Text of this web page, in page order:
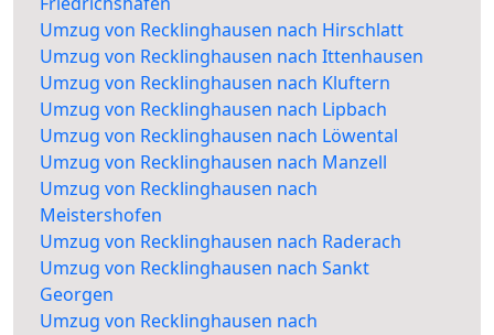
Umzug von Recklinghausen nach Hirschlatt
Umzug von Recklinghausen nach Ittenhausen
Umzug von Recklinghausen nach Kluftern
Umzug von Recklinghausen nach Lipbach
Umzug von Recklinghausen nach Löwental
Umzug von Recklinghausen nach Manzell
Umzug von Recklinghausen nach
Meistershofen
Umzug von Recklinghausen nach Raderach
Umzug von Recklinghausen nach Sankt
Georgen
Umzug von Recklinghausen nach